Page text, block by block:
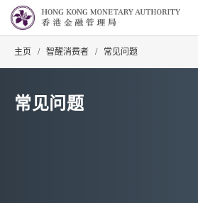
主页 / 智醒消费者 / 常见问题
常见问题